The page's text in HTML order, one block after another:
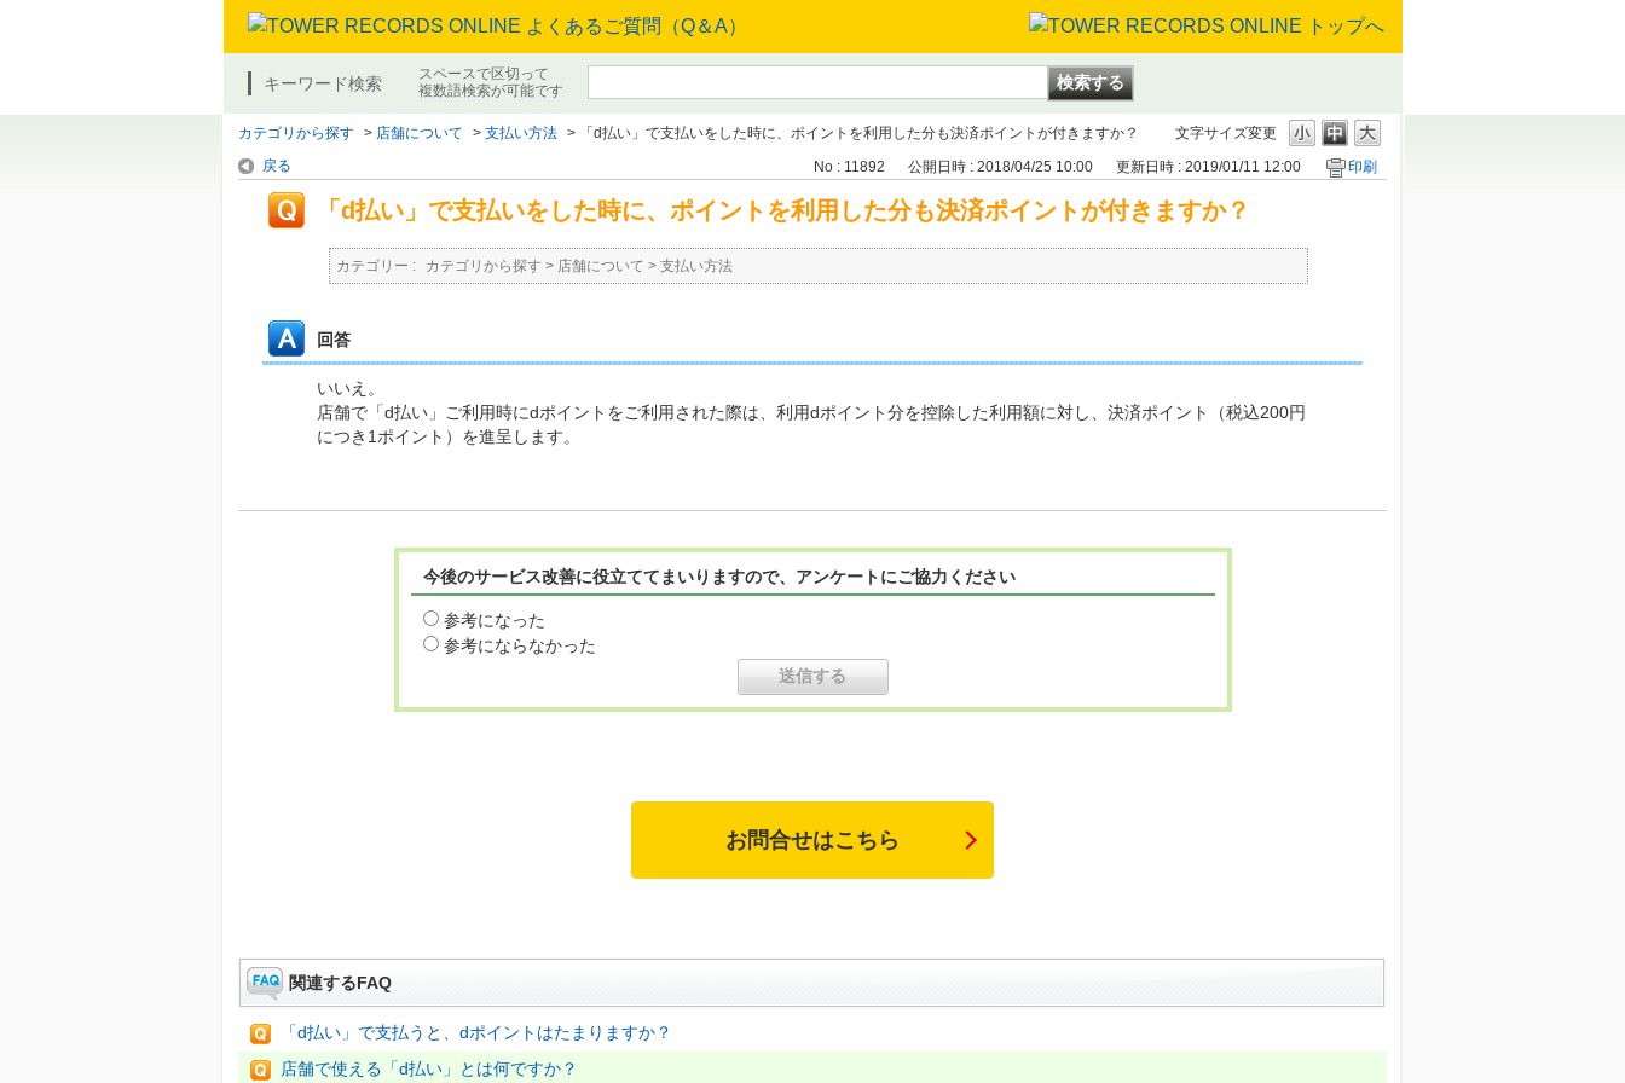
キーワード検索
スペースで区切って
複数語検索が可能です
文字サイズ変更
カテゴリから探す > 店舗について > 支払い方法 >
「d払い」で支払いをした時に、ポイントを利用した分も決済ポイントが付きますか？
戻る
No : 11892 公開日時 : 2018/04/25 10:00 更新日時 : 2019/01/11 12:00 印刷
「d払い」で支払いをした時に、ポイントを利用した分も決済ポイントが付きますか？
カテゴリー : カテゴリから探す > 店舗について > 支払い方法
回答
いいえ。
店舗で「d払い」ご利用時にdポイントをご利用された際は、利用dポイント分を控除した利用額に対し、決済ポイント（税込200円
につき1ポイント）を進呈します。
今後のサービス改善に役立ててまいりますので、アンケートにご協力ください
参考になった
参考にならなかった
お問合せはこちら
関連するFAQ
「d払い」で支払うと、dポイントはたまりますか？
店舗で使える「d払い」とは何ですか？